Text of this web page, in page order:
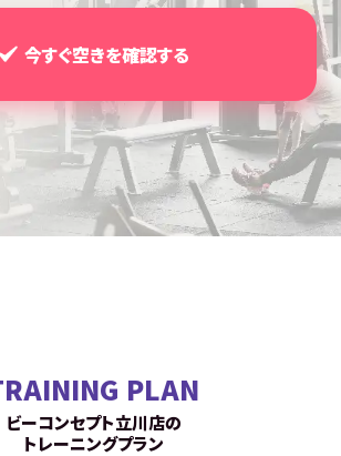
今すぐ空きを確認する
PLAN
ビーコンセプト立川店の
トレーニングプラン